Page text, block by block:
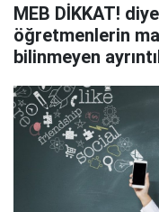
MEB DİKKAT!
öğretmenlerin
bilinmeyen